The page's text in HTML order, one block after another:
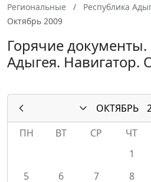
Региональные
Республика
Октябрь 2009
Горячие документы.
Адыгея. Навигатор.
ОКТЯБРЬ
ПН
ВТ СР ЧТ
1
5
6 7 8